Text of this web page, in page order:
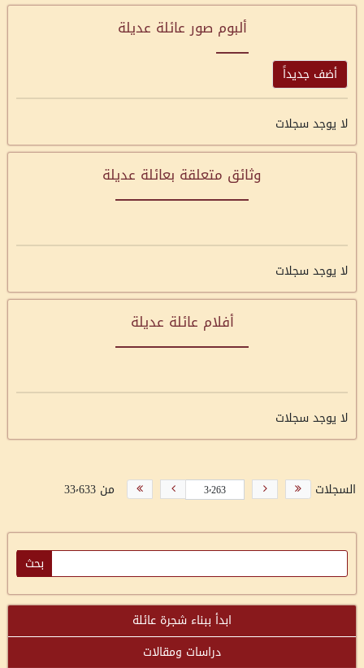
ألبوم صور عائلة عديلة
أضف جديداً
لا يوجد سجلات
وثائق متعلقة بعائلة عديلة
لا يوجد سجلات
أفلام عائلة عديلة
لا يوجد سجلات
السجلات من 33٬633
ابدأ ببناء شجرة عائلة
دراسات ومقالات